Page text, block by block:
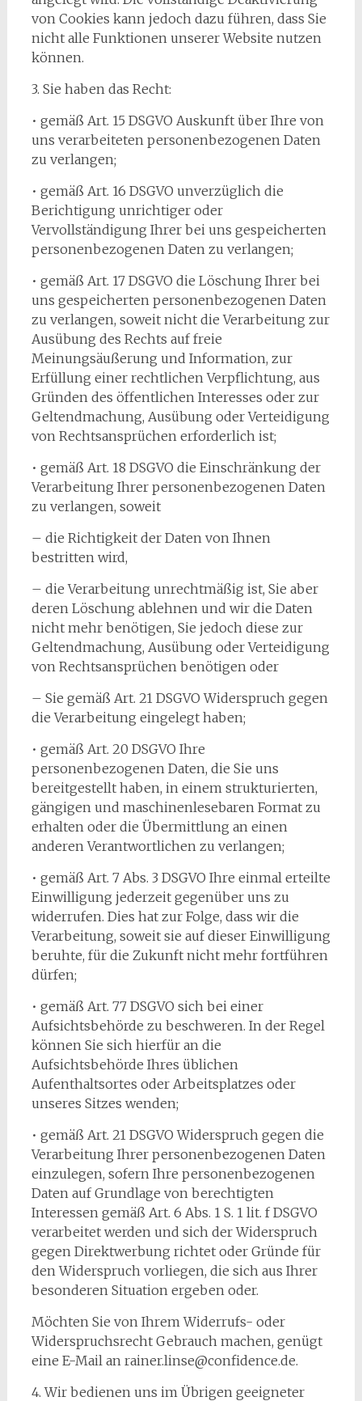
von Cookies kann jedoch dazu führen, dass Sie
nicht alle Funktionen unserer Website nutzen
können.
3. Sie haben das Recht:
• gemäß Art. 15 DSGVO Auskunft über Ihre von
uns verarbeiteten personenbezogenen Daten
zu verlangen;
• gemäß Art. 16 DSGVO unverzüglich die
Berichtigung unrichtiger oder
Vervollständigung Ihrer bei uns gespeicherten
personenbezogenen Daten zu verlangen;
• gemäß Art. 17 DSGVO die Löschung Ihrer bei
uns gespeicherten personenbezogenen Daten
zu verlangen, soweit nicht die Verarbeitung zur
Ausübung des Rechts auf freie
Meinungsäußerung und Information, zur
Erfüllung einer rechtlichen Verpflichtung, aus
Gründen des öffentlichen Interesses oder zur
Geltendmachung, Ausübung oder Verteidigung
von Rechtsansprüchen erforderlich ist;
• gemäß Art. 18 DSGVO die Einschränkung der
Verarbeitung Ihrer personenbezogenen Daten
zu verlangen, soweit
– die Richtigkeit der Daten von Ihnen
bestritten wird,
– die Verarbeitung unrechtmäßig ist, Sie aber
deren Löschung ablehnen und wir die Daten
nicht mehr benötigen, Sie jedoch diese zur
Geltendmachung, Ausübung oder Verteidigung
von Rechtsansprüchen benötigen oder
– Sie gemäß Art. 21 DSGVO Widerspruch gegen
die Verarbeitung eingelegt haben;
• gemäß Art. 20 DSGVO Ihre
personenbezogenen Daten, die Sie uns
bereitgestellt haben, in einem strukturierten,
gängigen und maschinenlesebaren Format zu
erhalten oder die Übermittlung an einen
anderen Verantwortlichen zu verlangen;
• gemäß Art. 7 Abs. 3 DSGVO Ihre einmal erteilte
Einwilligung jederzeit gegenüber uns zu
widerrufen. Dies hat zur Folge, dass wir die
Verarbeitung, soweit sie auf dieser Einwilligung
beruhte, für die Zukunft nicht mehr fortführen
dürfen;
• gemäß Art. 77 DSGVO sich bei einer
Aufsichtsbehörde zu beschweren. In der Regel
können Sie sich hierfür an die
Aufsichtsbehörde Ihres üblichen
Aufenthaltsortes oder Arbeitsplatzes oder
unseres Sitzes wenden;
• gemäß Art. 21 DSGVO Widerspruch gegen die
Verarbeitung Ihrer personenbezogenen Daten
einzulegen, sofern Ihre personenbezogenen
Daten auf Grundlage von berechtigten
Interessen gemäß Art. 6 Abs. 1 S. 1 lit. f DSGVO
verarbeitet werden und sich der Widerspruch
gegen Direktwerbung richtet oder Gründe für
den Widerspruch vorliegen, die sich aus Ihrer
besonderen Situation ergeben oder.
​Möchten Sie von Ihrem Widerrufs- oder
Widerspruchsrecht Gebrauch machen, genügt
eine E-Mail an rainer.linse@confidence.de.​
4. Wir bedienen uns im Übrigen geeigneter